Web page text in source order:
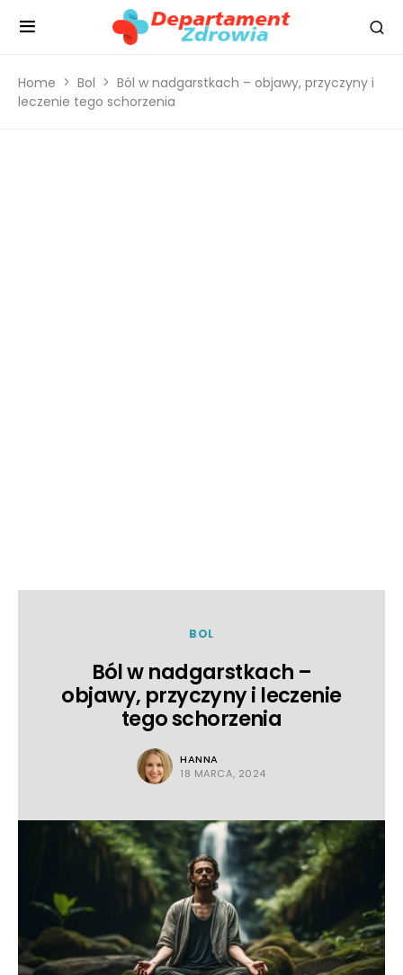
Home Bol
Ból w nadgarstkach – objawy, przyczyny i
leczenie tego schorzenia
BOL
Ból w nadgarstkach –
objawy, przyczyny i leczenie
tego schorzenia
HANNA
18 MARCA, 2024